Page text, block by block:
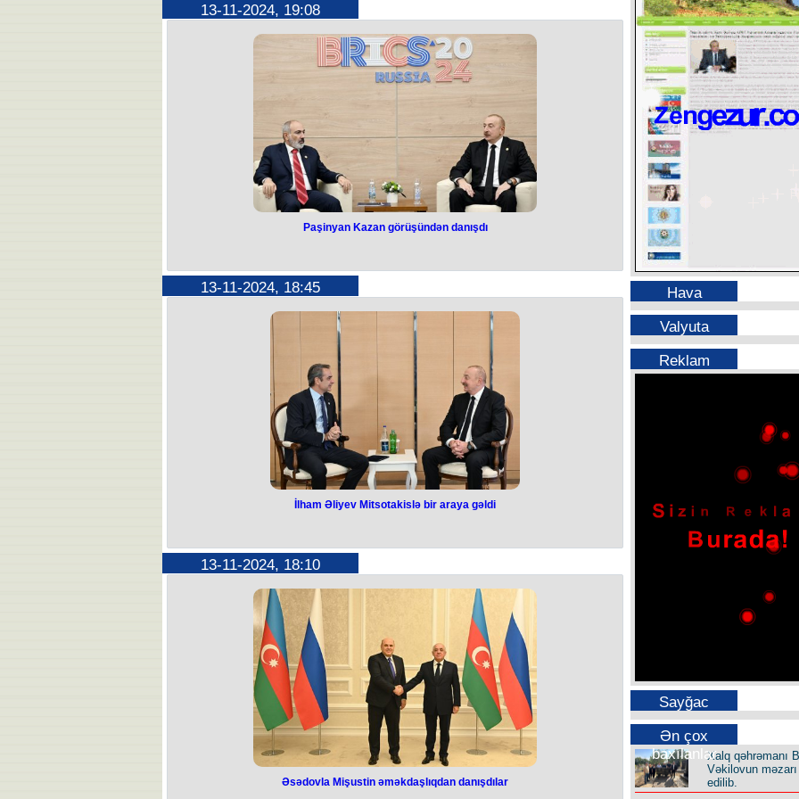
tənqid etdik"
Bunu Rusiya Xarici İşlər Nazirliyinin sözçüsü Mariya Zaxarova bildirib.
O qeyd edib ki, qərblilər Minsk Qrupunun işini əngəlləyib.
Diplomat vurğulayıb ki, Qərb dövlətləri 2022-ci ilin fevralında ATƏT-in
Minsk qrupunu şəxsən dəfn ediblər.
Onun sözlərinə görə, Qərbi normallaşma yox, başqa şeylər
13-11-2024, 19:08
danışdı
üçün məqbul həll yolunun əldə olunması barədə danışıqlar aparılıb”.
Ermənistanın Baş naziri Nikol Paşinyan bu fikirləri “hökumət saatı”
çərçivəsində danışarkən deyib.
Paşinyan Kazanda keçirilən BRİCS sammiti çərçivəsində Azərbaycan
Prezidenti İlham Əliyevlə görüşünü səmərəli və çox vacib adlandırıb:
“Azərbaycan Prezidenti ilə əvvəlcə şəxsən, sonra isə geniş tərkibdə
görüşdən məmnunluğumu ifadə etmək istəyirəm. Onu qeyd edim ki,
aramızda belə uzun söhbət heç vaxt olmayıb”.
Paşinyan Kazan görüşündən danışdı
13-11-2024, 18:45
gəldi
Yunanıstan Respublikasının Baş naziri Kiriakos Mitsotakis ilə görüşüb.
Bu barədə Prezidentin Mətbuat Xidməti məlumat yayıb.
Yunanıstanın Baş naziri COP29-un qısa müddət ərzində yüksək
səviyyədə təşkilinə görə dövlətimizin başçısına təbriklərini çatdırdı.
Söhbət zamanı ölkələrimiz arasında əməkdaşlığın müxtəlif sahələrinə
dair fikir mübadiləsi aparıldı. Beynəlxalq təşkilatlar çərçivəsində əlaqələr,
mədəniyyət və turizm sahələrində əməkdaşlıq, Bakı ilə Afina arasında
birbaşa uçuşların təşkili məsələləri qeyd edildi.
İlham Əliyev Mitsotakislə bir araya gəldi
13-11-2024, 18:10
Əsədovla Mişustin əməkdaşlıqdan danışdılar
Hava
Valyuta
Reklam
Sayğac
Ən çox
baxılanlarXalq qəhrəmanı
Vəkilovun
edilib.